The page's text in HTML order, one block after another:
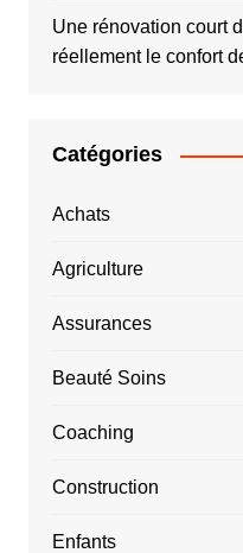
Une rénovation court
réellement le confort
Catégories
Achats
Agriculture
Assurances
Beauté Soins
Coaching
Construction
Enfants